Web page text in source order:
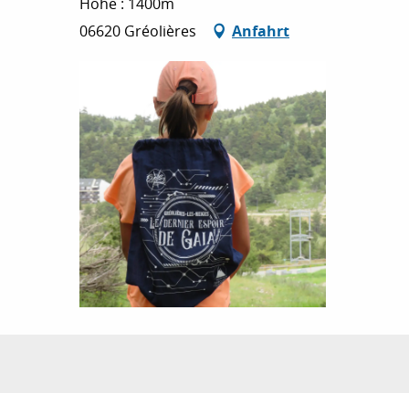
06620 Gréolières
Anfahrt